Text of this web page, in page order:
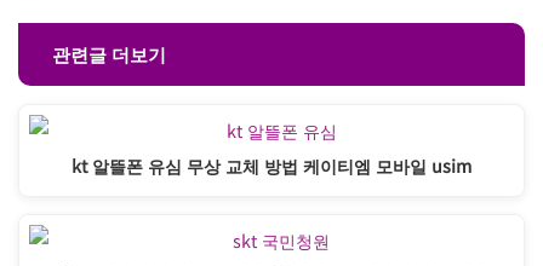
관련글 더보기
kt 알뜰폰 유심 무상 교체 방법 케이티엠 모바일 usim